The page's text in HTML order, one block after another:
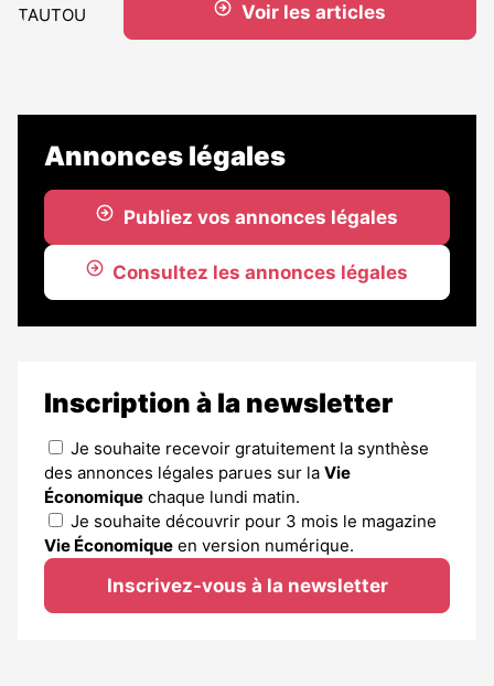
Voir les articles
Annonces légales
Publiez vos annonces légales
Consultez les annonces légales
Inscription à la newsletter
Je souhaite recevoir gratuitement la synthèse
des annonces légales parues sur la Vie
Économique chaque lundi matin.
Je souhaite découvrir pour 3 mois le magazine
Vie Économique en version numérique.
Inscrivez-vous à la newsletter